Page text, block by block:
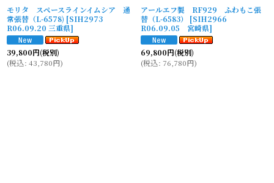
モリタ スペースラインイムシア 通
常張替（L-6578) [SIH2973
R06.09.20 三重県]
39,800円(税別)
(税込: 43,780円)
アールエフ製 RF929 ふわもこ張
替（L-6583）
[SIH2966
R06.09.05 宮崎県]
69,800円(税別)
(税込: 76,780円)